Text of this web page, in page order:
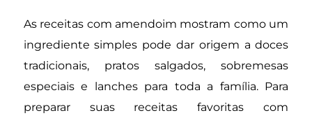
As receitas com amendoim mostram como um
ingrediente simples pode dar origem a doces
tradicionais, pratos salgados, sobremesas
especiais e lanches para toda a família. Para
preparar suas receitas favoritas com